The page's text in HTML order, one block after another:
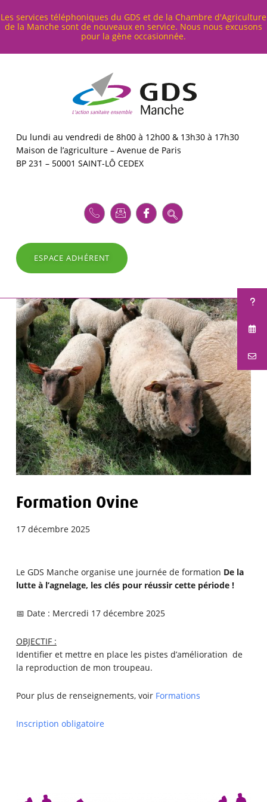
Les services téléphoniques du GDS et de la Chambre d'Agriculture
de la Manche sont de nouveaux en service. Nous nous excusons
pour la gène occasionnée.
G
Du lundi au vendredi de 8h00 à 12h00 & 13h30 à 17h30
Maison de l’agriculture – Avenue de Paris
BP 231 – 50001 SAINT-LÔ CEDEX
ESPACE ADHÉRENT
Formation Ovine
17 décembre 2025
Le GDS Manche organise une journée de formation De la
lutte à l’agnelage, les clés pour réussir cette période !
📅 Date : Mercredi 17 décembre 2025
OBJECTIF :
Identifier et mettre en place les pistes d’amélioration de
la reproduction de mon troupeau.
Pour plus de renseignements, voir Formations
Inscription obligatoire